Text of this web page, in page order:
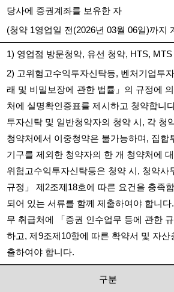
당사에 증권계좌를 보유한 자
(청약 1영업일 전 (2026년03월06일)까지
1) 영업점 방문청약, 유선 청약, HTS, MTS
2) 고위험고수익투자신탁등, 벤처기업투
래 및 비밀보장에 관한 법률」의 규정에
처에 실명확인증표를 제시하고 청약합니
투자신탁 및 일반청약자의 청약 시 , 각 청
청약처에서 이중청약은 불가능하며 , 집합
기구를 제외한 청약자의 한 개 청약처에
위험고수익투자신탁등은 청약 시 , 청약사
규정」 제 2조제 18호에 따른 요건을 충족
되어 있는 서류를 함께 제출하여야 합니다.
무 취급처에 「증권 인수업무 등에 관한 규
하고,제9조제 10항에 따른 확약서 및 자산
출하여야 합니다.
구분